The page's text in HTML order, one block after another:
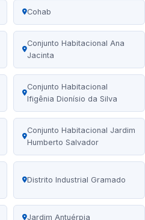
Cohab
Conjunto Habitacional Ana
Jacinta
Conjunto Habitacional
Ifigênia Dionísio da Silva
Conjunto Habitacional Jardim
Humberto Salvador
Distrito Industrial Gramado
Jardim Antuérpia